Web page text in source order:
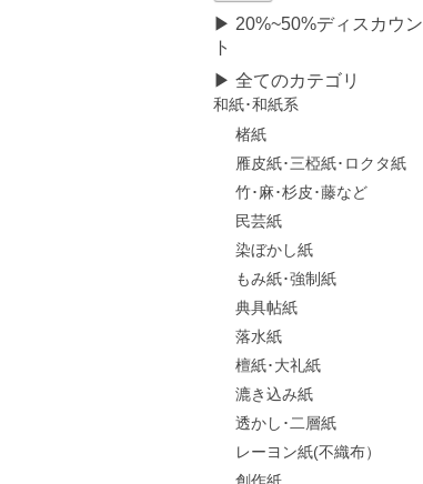
▶ 20%~50%ディスカウン
ト
▶ 全てのカテゴリ
和紙･和紙系
楮紙
雁皮紙･三椏紙･ロクタ紙
竹･麻･杉皮･藤など
民芸紙
染ぼかし紙
もみ紙･強制紙
典具帖紙
落水紙
檀紙･大礼紙
漉き込み紙
透かし･二層紙
レーヨン紙(不織布）